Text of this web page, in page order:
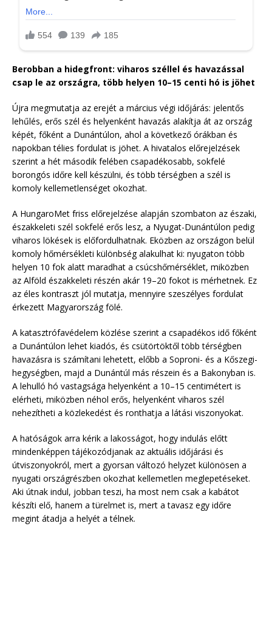
Berobban a hidegfront: viharos széllel és havazással
csap le az országra, több helyen 10–15 centi hó is jöhet
Újra megmutatja az erejét a március végi időjárás: jelentős
lehűlés, erős szél és helyenként havazás alakítja át az ország
képét, főként a Dunántúlon, ahol a következő órákban és
napokban télies fordulat is jöhet. A hivatalos előrejelzések
szerint a hét második felében csapadékosabb, sokfelé
borongós időre kell készülni, és több térségben a szél is
komoly kellemetlenséget okozhat.
A HungaroMet friss előrejelzése alapján szombaton az északi,
északkeleti szél sokfelé erős lesz, a Nyugat-Dunántúlon pedig
viharos lökések is előfordulhatnak. Eközben az országon belül
komoly hőmérsékleti különbség alakulhat ki: nyugaton több
helyen 10 fok alatt maradhat a csúcshőmérséklet, miközben
az Alföld északkeleti részén akár 19–20 fokot is mérhetnek. Ez
az éles kontraszt jól mutatja, mennyire szeszélyes fordulat
érkezett Magyarország fölé.
A katasztrófavédelem közlése szerint a csapadékos idő főként
a Dunántúlon lehet kiadós, és csütörtöktől több térségben
havazásra is számítani lehetett, előbb a Soproni- és a Kőszegi-
hegységben, majd a Dunántúl más részein és a Bakonyban is.
A lehulló hó vastagsága helyenként a 10–15 centimétert is
elérheti, miközben néhol erős, helyenként viharos szél
nehezítheti a közlekedést és ronthatja a látási viszonyokat.
A hatóságok arra kérik a lakosságot, hogy indulás előtt
mindenképpen tájékozódjanak az aktuális időjárási és
útviszonyokról, mert a gyorsan változó helyzet különösen a
nyugati országrészben okozhat kellemetlen meglepetéseket.
Aki útnak indul, jobban teszi, ha most nem csak a kabátot
készíti elő, hanem a türelmet is, mert a tavasz egy időre
megint átadja a helyét a télnek.